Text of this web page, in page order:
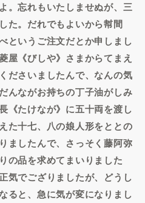
。忘れもいたしませぬが、三
た。だれでもよいから幇間
というご注文だとか申しまし
屋《びしや》さまからてまえ
ださいましたんで、なんの気
んながお持ちの丁子油がしみ
《たけなが》に五十両を渡し
た十七、八の娘人形をととの
ましたんで、さっそく藤阿弥
の品を求めてまいりました
気でござりましたが、どうし
ると、急に気が変になりまし